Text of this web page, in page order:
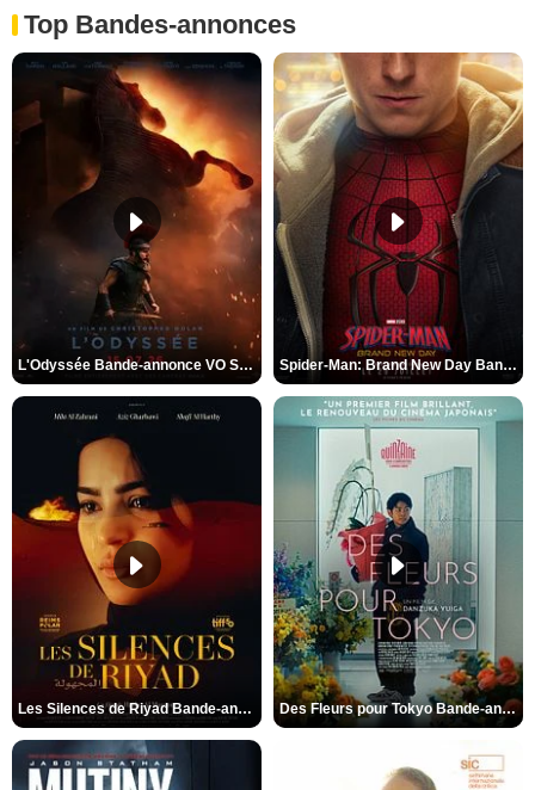
Top Bandes-annonces
L'Odyssée Bande-annonce VO STFR Spider-Man: Brand New Day Bande-annonce VO STFR
Les Silences de Riyad Bande-annonce VO STFR Des Fleurs pour Tokyo Bande-annonce VO STFR